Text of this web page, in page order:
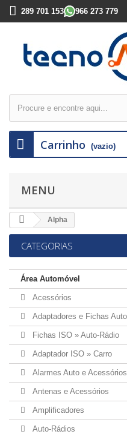
289 701 153 966 273 779
Carrinho (vazio)
MENU
Alpha
CATEGORIAS
Área Automóvel
Acessórios
Adaptadores e Fichas
Fichas ISO » Auto-Rádio
Adaptador ISO » Carro
Alarmes Auto e Acessórios
Antenas e Acessórios
Amplificadores
Auto-Rádios